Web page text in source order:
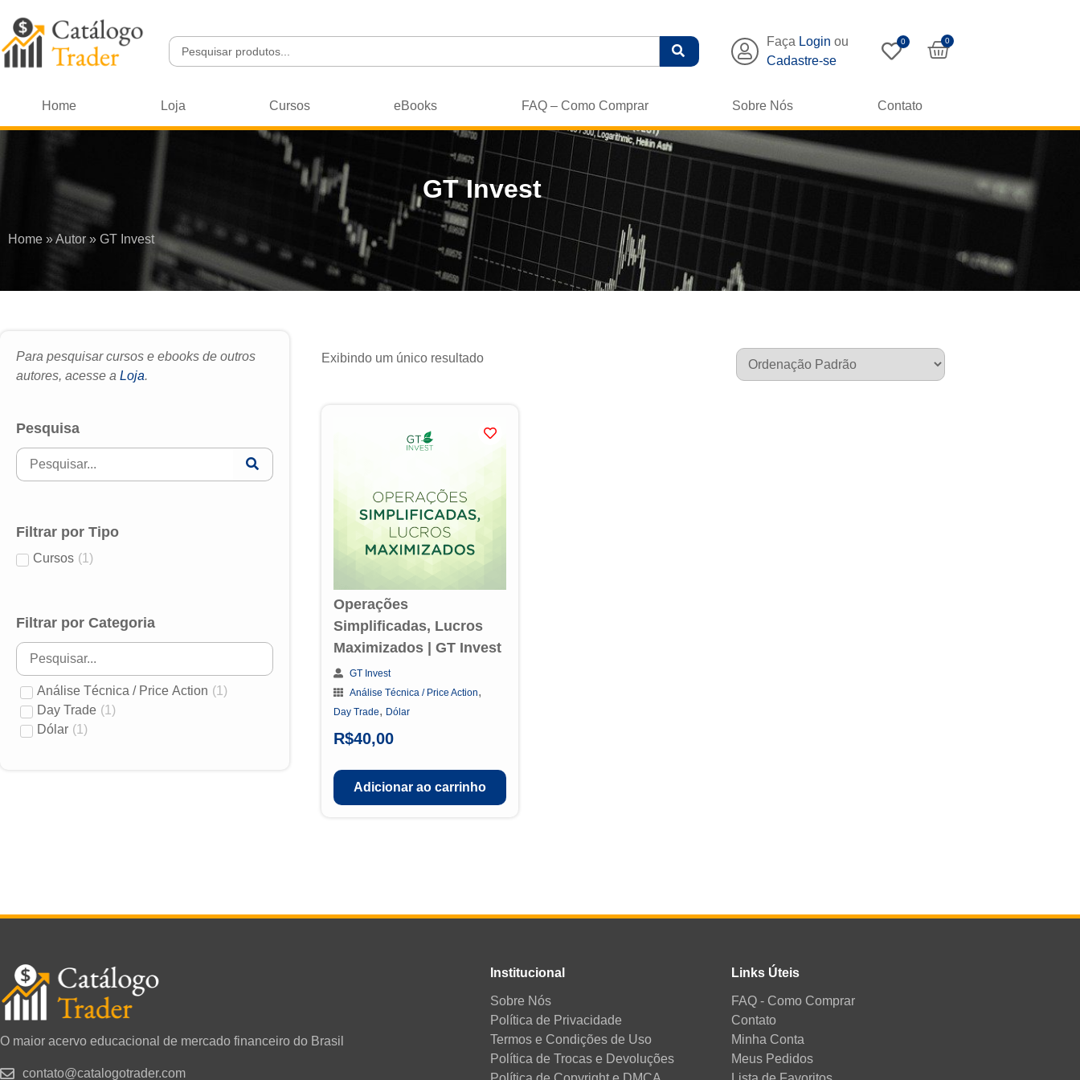
Faça Login ou
Cadastre-se
0 0
Home Loja Cursos eBooks FAQ – Como Comprar Sobre Nós Contato
GT Invest
Home »Autor » GT Invest
Para pesquisar cursos e ebooks de outros
autores, acesse a Loja.
Pesquisa
Filtrar por Tipo
Cursos (1 )
Filtrar por Categoria
Análise Técnica / Price Action (1 )
Day Trade (1 )
Dólar (1 )
Exibindo um único resultado
Operações
Simplificadas, Lucros
Maximizados | GT Invest
GT Invest
Análise Técnica / Price Action,
Day Trade, Dólar
R$40,00
Adicionar ao carrinho
O maior acervo educacional de mercado financeiro do Brasil
contato@catalogotrader.com
Institucional
Sobre Nós
Política de Privacidade
Termos e Condições de Uso
Política de Trocas e Devoluções
Links Úteis
FAQ - Como Comprar
Contato
Minha Conta
Meus Pedidos